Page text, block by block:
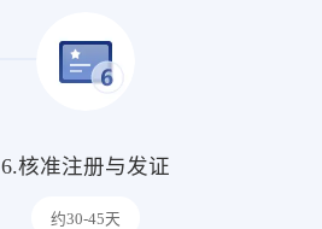
6.核准注册与发证
约30-45天